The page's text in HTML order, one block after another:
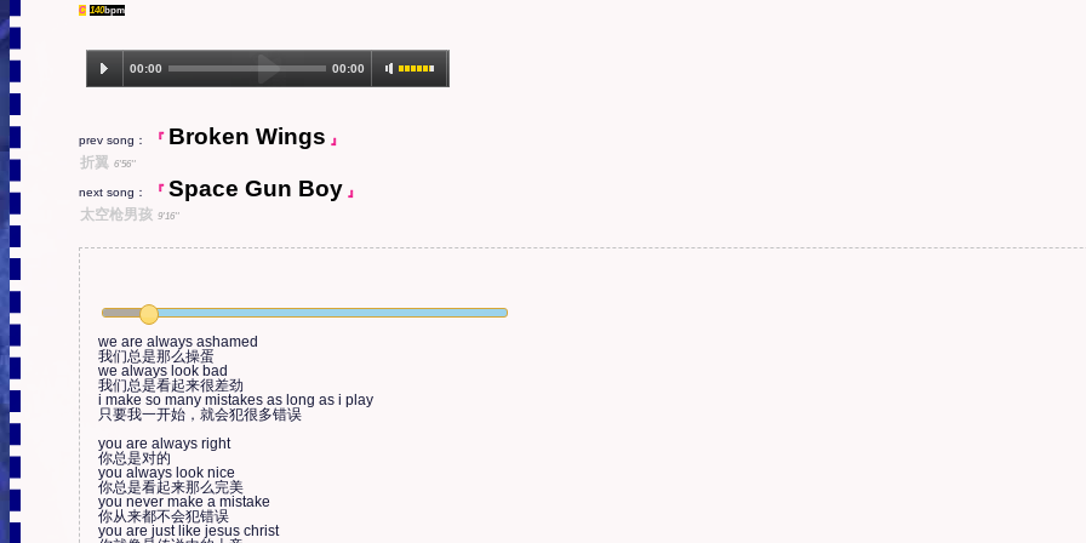
C 140bpm
00:00 00:00
prev song： 『 Broken Wings 』
折翼 6'56''
next song： 『 Space Gun Boy 』
太空枪男孩 9'16''
we are always ashamed
我们总是那么操蛋
we always look bad
我们总是看起来很差劲
i make so many mistakes as long as i play
只要我一开始，就会犯很多错误
you are always right
你总是对的
you always look nice
你总是看起来那么完美
you never make a mistake
你从来都不会犯错误
you are just like jesus christ